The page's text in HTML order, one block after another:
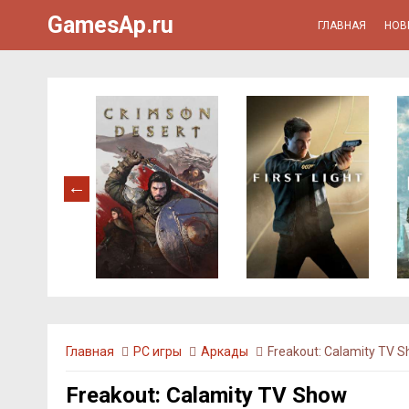
GamesAp.ru ГЛАВНАЯ
Главная PC игры Аркады Freakout: Calamity TV
Freakout: Calamity TV Show